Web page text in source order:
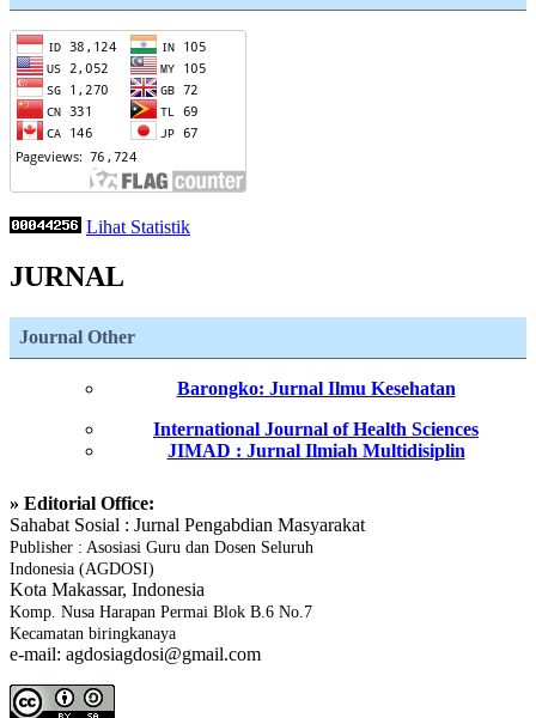
Lihat Statistik
JURNAL
Journal Other
Barongko: Jurnal Ilmu Kesehatan
International Journal of Health Sciences
JIMAD : Jurnal Ilmiah Multidisiplin
» Editorial Office:
Sahabat Sosial : Jurnal Pengabdian Masyarakat
Publisher : Asosiasi Guru dan Dosen Seluruh
Indonesia (AGDOSI)
Kota Makassar, Indonesia
Komp. Nusa Harapan Permai Blok B.6 No.7
Kecamatan biringkanaya
e-mail: agdosiagdosi@gmail.com